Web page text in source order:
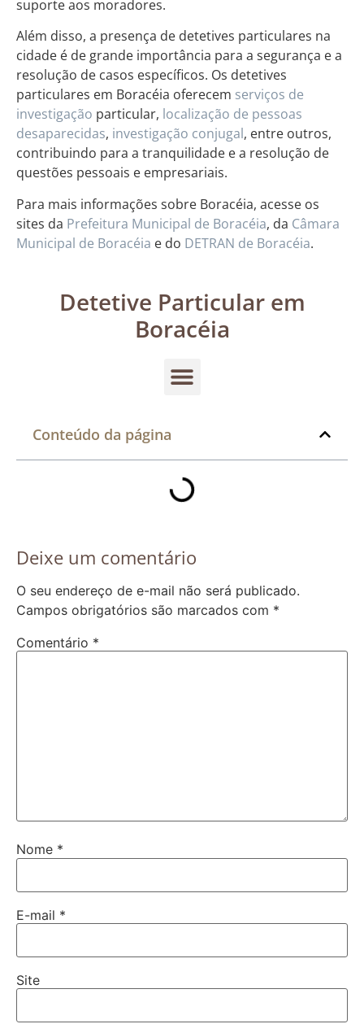
suporte aos moradores.
Além disso, a presença de detetives particulares na
cidade é de grande importância para a segurança e a
resolução de casos específicos. Os detetives
particulares em Boracéia oferecem serviços de
investigação particular, localização de pessoas
desaparecidas, investigação conjugal, entre outros,
contribuindo para a tranquilidade e a resolução de
questões pessoais e empresariais.
Para mais informações sobre Boracéia, acesse os
sites da Prefeitura Municipal de Boracéia, da Câmara
Municipal de Boracéia e do DETRAN de Boracéia.
Detetive Particular em
Boracéia
Conteúdo da página
Deixe um comentário
O seu endereço de e-mail não será publicado.
Campos obrigatórios são marcados com *
Comentário *
Nome *
E-mail *
Site